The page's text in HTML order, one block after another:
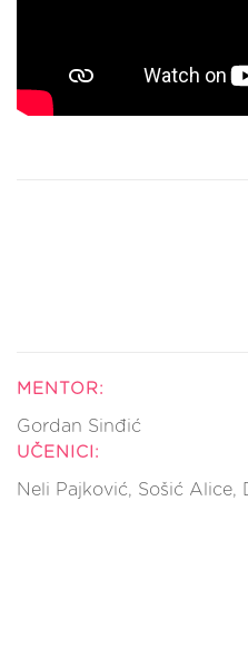
MENTOR:
Gordan Sinđić
UČENICI:
Neli Pajković, Sošić Alice,